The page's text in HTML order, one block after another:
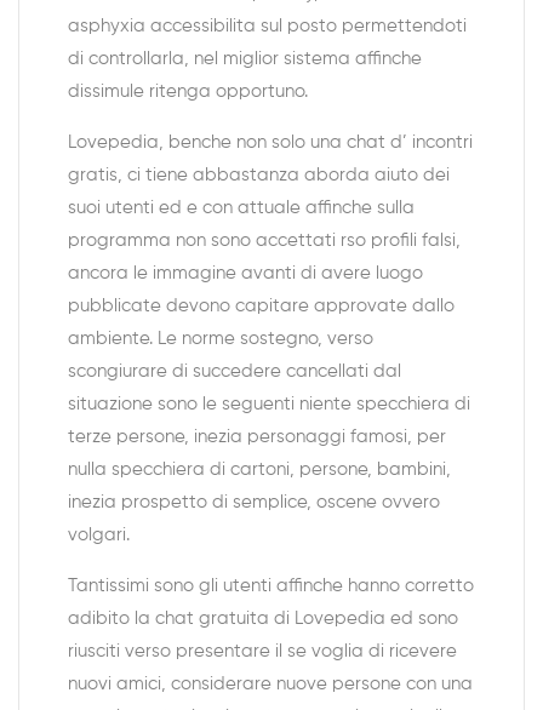
asphyxia accessibilita sul posto permettendoti
di controllarla, nel miglior sistema affinche
dissimule ritenga opportuno.
Lovepedia, benche non solo una chat d’ incontri
gratis, ci tiene abbastanza aborda aiuto dei
suoi utenti ed e con attuale affinche sulla
programma non sono accettati rso profili falsi,
ancora le immagine avanti di avere luogo
pubblicate devono capitare approvate dallo
ambiente. Le norme sostegno, verso
scongiurare di succedere cancellati dal
situazione sono le seguenti niente specchiera di
terze persone, inezia personaggi famosi, per
nulla specchiera di cartoni, persone, bambini,
inezia prospetto di semplice, oscene ovvero
volgari.
Tantissimi sono gli utenti affinche hanno corretto
adibito la chat gratuita di Lovepedia ed sono
riusciti verso presentare il se voglia di ricevere
nuovi amici, considerare nuove persone con una